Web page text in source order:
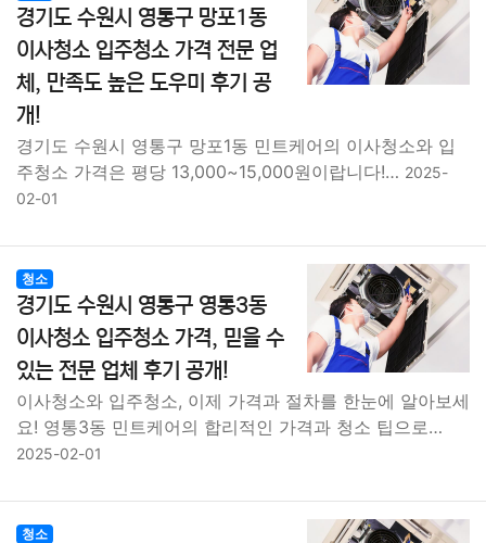
경기도 수원시 영통구 망포1동
이사청소 입주청소 가격 전문 업
체, 만족도 높은 도우미 후기 공
개!
경기도 수원시 영통구 망포1동 민트케어의 이사청소와 입
주청소 가격은 평당 13,000~15,000원이랍니다!… 2025-
02-01
청소
경기도 수원시 영통구 영통3동
이사청소 입주청소 가격, 믿을 수
있는 전문 업체 후기 공개!
이사청소와 입주청소, 이제 가격과 절차를 한눈에 알아보세
요! 영통3동 민트케어의 합리적인 가격과 청소 팁으로…
2025-02-01
청소